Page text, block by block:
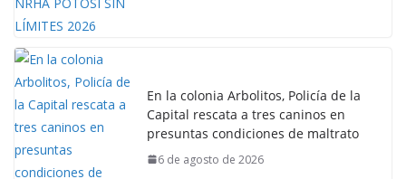
En la colonia Arbolitos, Policía de la
Capital rescata a tres caninos en
presuntas condiciones de maltrato
6 de agosto de 2026